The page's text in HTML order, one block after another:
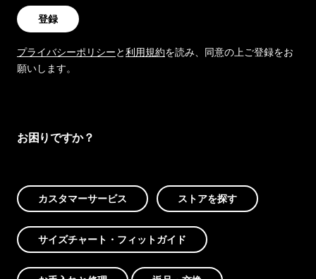
登録
プライバシーポリシーと利用規約を読み、同意の上ご登録をお
願いします。
お困りですか？
カスタマーサービス ストアを探す
サイズチャート・フィットガイド